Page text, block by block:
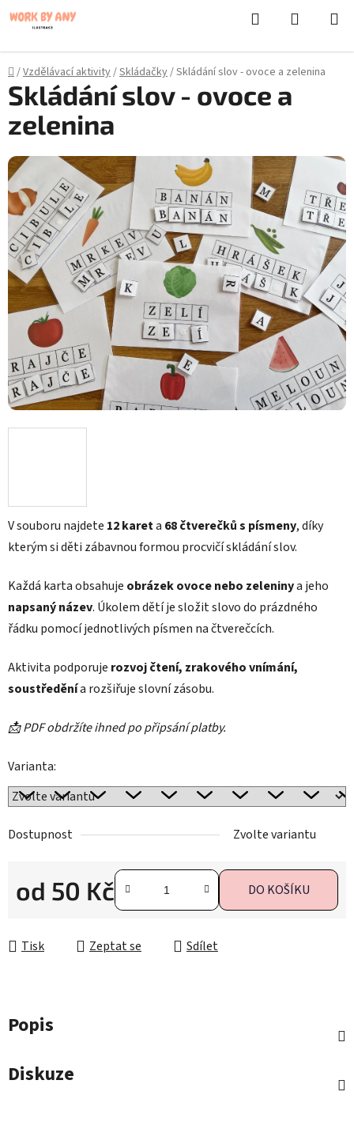
Přejít
Hledat
Domů
/Vzdělávací aktivity/Skládačky/Skládání slov - ovoce a zelenina
V souboru najdete 12 kareta 68 čtverečků s písmeny, díky
kterým si děti zábavnou formou procvičí skládání slov.
Každá karta obsahuje obrázek ovoce nebo zeleninya jeho
napsaný název. Úkolem dětí je složit slovo do prázdného
řádku pomocí jednotlivých písmen na čtverečcích.
Aktivita podporuje rozvoj čtení, zrakového vnímání,
soustředěnía rozšiřuje slovní zásobu.
📩 PDF obdržíte ihned po připsání platby.
Varianta:
Dostupnost Zvolte variantu
od 50 Kč DO KOŠÍKU
Tisk Zeptat se Sdílet
Skládání slov - ovoce a
zelenina
Popis
Diskuze